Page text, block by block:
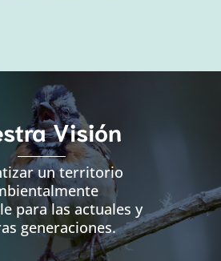
Visión
un territorio
para las actuales y
generaciones.